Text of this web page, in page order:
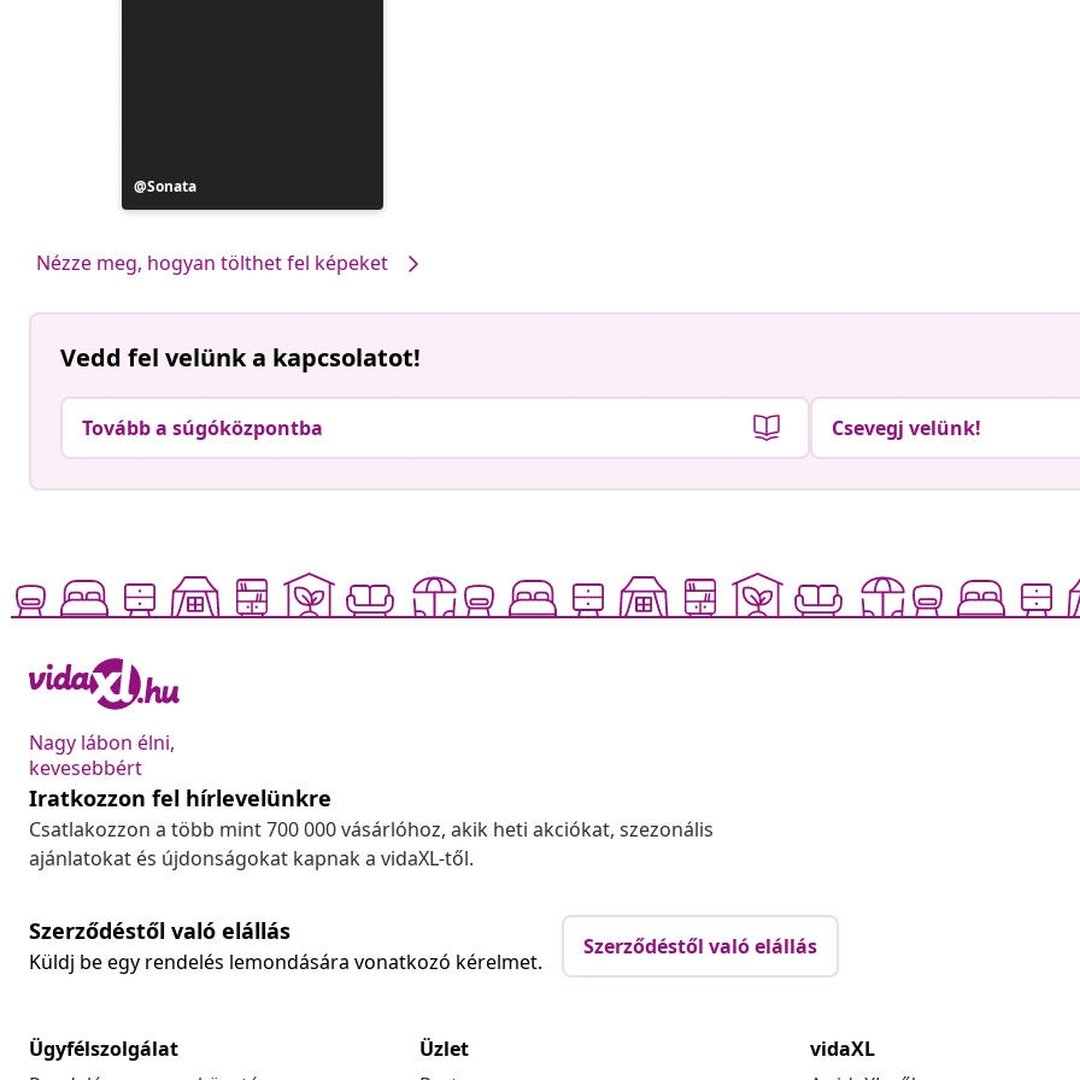
Bejegyzés
közzétevője
Sonata
Nézze meg, hogyan tölthet fel képeket
Vedd fel velünk a kapcsolatot!
Tovább a súgóközpontba Csevegj velünk!
Nagy lábon élni,
kevesebbért
Iratkozzon fel hírlevelünkre
Csatlakozzon a több mint 700 000 vásárlóhoz, akik heti akciókat, szezonális
ajánlatokat és újdonságokat kapnak a vidaXL-től.
Szerződéstől való elállás
Küldj be egy rendelés lemondására vonatkozó kérelmet.
Szerződéstől való elállás
Ügyfélszolgálat
Üzlet
vidaXL